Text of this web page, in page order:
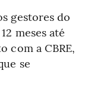
gestores do
meses até
com a CBRE,
se